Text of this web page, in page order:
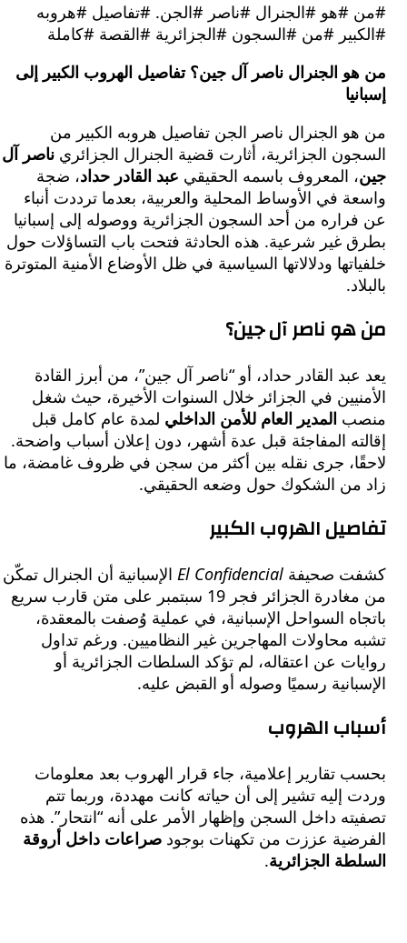
#الجنرال #ناصر #الجن. #تفاصيل #هروبه
#من #السجون #الجزائرية #القصة #كاملة
الجنرال ناصر آل جين؟ تفاصيل الهروب الكبير إلى
الجنرال ناصر الجن تفاصيل هروبه الكبير من
الجزائرية، أثارت قضية الجنرال الجزائريناصر آل
المعروف باسمه الحقيقيعبد القادر حداد، ضجة
في الأوساط المحلية والعربية، بعدما ترددت أنباء
من أحد السجون الجزائرية ووصوله إلى إسبانيا
غير شرعية. هذه الحادثة فتحت باب التساؤلات حول
ودلالاتها السياسية في ظل الأوضاع الأمنية المتوترة
ناصر آل جين؟
القادر حداد، أو “ناصر آل جين”، من أبرز القادة
في الجزائر خلال السنوات الأخيرة، حيث شغل
المدير العام للأمن الداخلي لمدة عام كامل قبل
المفاجئة قبل عدة أشهر، دون إعلان أسباب واضحة.
جرى نقله بين أكثر من سجن في ظروف غامضة، ما
الشكوك حول وضعه الحقيقي.
الهروب الكبير
صحيفة El Confidencialالإسبانية أن الجنرال تمكّن
من مغادرة الجزائر فجر 19 سبتمبر على متن قارب سريع
السواحل الإسبانية، في عملية وُصفت بالمعقدة،
محاولات المهاجرين غير النظاميين. ورغم تداول
عن اعتقاله، لم تؤكد السلطات الجزائرية أو
رسميًا وصوله أو القبض عليه.
الهروب
تقارير إعلامية، جاء قرار الهروب بعد معلومات
إليه تشير إلى أن حياته كانت مهددة، وربما تتم
داخل السجن وإظهار الأمر على أنه “انتحار”. هذه
عززت من تكهنات بوجودصراعات داخل أروقة
الجزائرية.